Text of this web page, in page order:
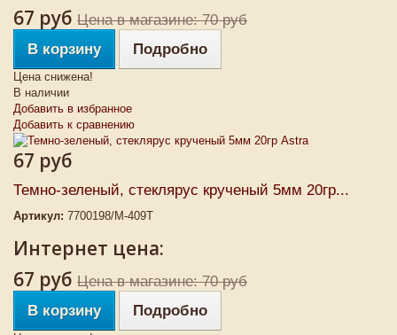
67 руб Цена в магазине: 70 руб
В корзину
Подробно
Цена снижена!
В наличии
Добавить в избранное
Добавить к сравнению
67 руб
Темно-зеленый, стеклярус крученый 5мм 20гр...
Артикул: 7700198/М-409Т
Интернет цена:
67 руб Цена в магазине: 70 руб
В корзину
Подробно